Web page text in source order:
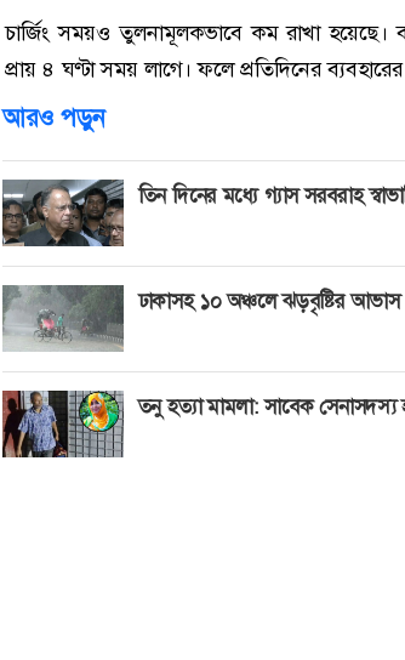
চার্জিং সময়ও তুলনামূলকভাবে কম রাখা হয়েছে।
প্রায় ৪ ঘণ্টা সময় লাগে। ফলে প্রতিদিনের
আরও পড়ুন
তিন দিনের মধ্যে গ্যাস সরবরাহ
ঢাকাসহ ১০ অঞ্চলে ঝড়বৃষ্টির আভাস
তনু হত্যা মামলা: সাবেক সেনাসদস্য